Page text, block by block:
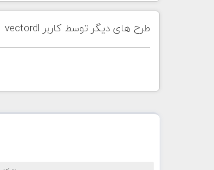
طرح های دیگر توسط کاربر vectordl